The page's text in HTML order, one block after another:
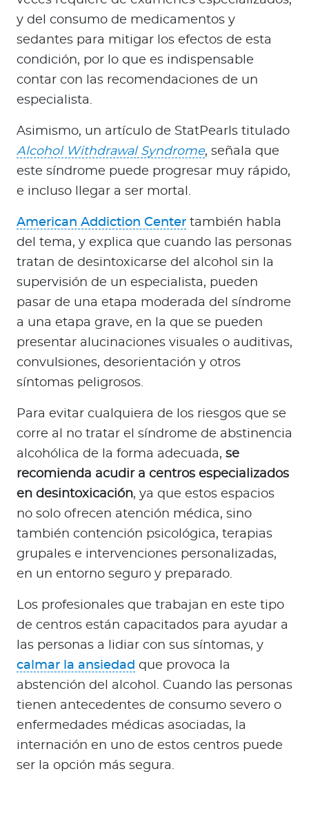
y del consumo de medicamentos y
sedantes para mitigar los efectos de esta
condición, por lo que es indispensable
contar con las recomendaciones de un
especialista.
Asimismo, un artículo de StatPearls titulado
Alcohol Withdrawal Syndrome, señala que
este síndrome puede progresar muy rápido,
e incluso llegar a ser mortal.
American Addiction Center también habla
del tema, y explica que cuando las personas
tratan de desintoxicarse del alcohol sin la
supervisión de un especialista, pueden
pasar de una etapa moderada del síndrome
a una etapa grave, en la que se pueden
presentar alucinaciones visuales o auditivas,
convulsiones, desorientación y otros
síntomas peligrosos.
Para evitar cualquiera de los riesgos que se
corre al no tratar el síndrome de abstinencia
alcohólica de la forma adecuada, se
recomienda acudir a centros especializados
en desintoxicación, ya que estos espacios
no solo ofrecen atención médica, sino
también contención psicológica, terapias
grupales e intervenciones personalizadas,
en un entorno seguro y preparado.
Los profesionales que trabajan en este tipo
de centros están capacitados para ayudar a
las personas a lidiar con sus síntomas, y
calmar la ansiedad que provoca la
abstención del alcohol. Cuando las personas
tienen antecedentes de consumo severo o
enfermedades médicas asociadas, la
internación en uno de estos centros puede
ser la opción más segura.